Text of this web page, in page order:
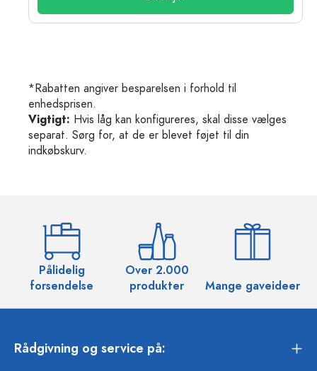
*Rabatten angiver besparelsen i forhold til
enhedsprisen.
Vigtigt: Hvis låg kan konfigureres, skal disse vælges
separat. Sørg for, at de er blevet føjet til din
indkøbskurv.
Pålidelig
forsendelse
Over 2.000
produkter
Mange gaveideer
Rådgivning og service på: